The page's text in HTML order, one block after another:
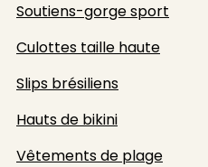
Soutiens-gorge sport
Culottes taille haute
Slips brésiliens
Hauts de bikini
Vêtements de plage